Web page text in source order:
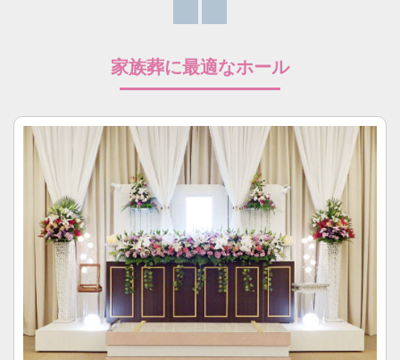
家族葬に最適なホール